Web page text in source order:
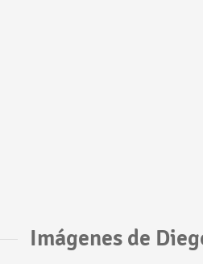
Imágenes de